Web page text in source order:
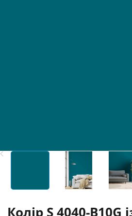
Колір S 4040-B10G